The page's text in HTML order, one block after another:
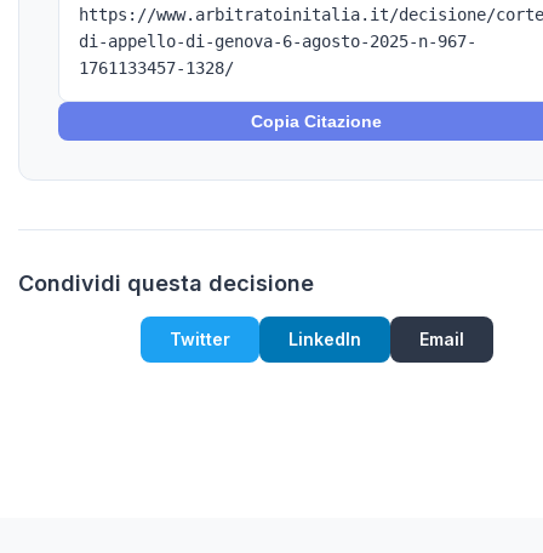
https://www.arbitratoinitalia.it/decisione/
di-appello-di-genova-6-agosto-2025-n-967-
1761133457-1328/
Copia Citazione
Condividi questa decisione
Twitter LinkedIn Email